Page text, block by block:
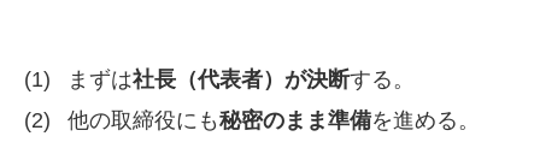
(1) まずは社長（代表者）が決断する。
(2)
他の取締役にも秘密のまま準備を進める。